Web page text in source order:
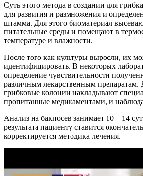
Суть этого метода в создании для
для развития и размножения и
штамма. Для этого биоматериал
питательные среды и помещают в
температуре и влажности.
После того как культуры выросли, их
идентифицировать. В некоторых
определение чувствительности
различным лекарственным препаратам.
грибковые колонии накладывают
пропитанные медикаментами, и
Анализ на бакпосев занимает 10—14
результата пациенту ставится
корректируется методика лечения.